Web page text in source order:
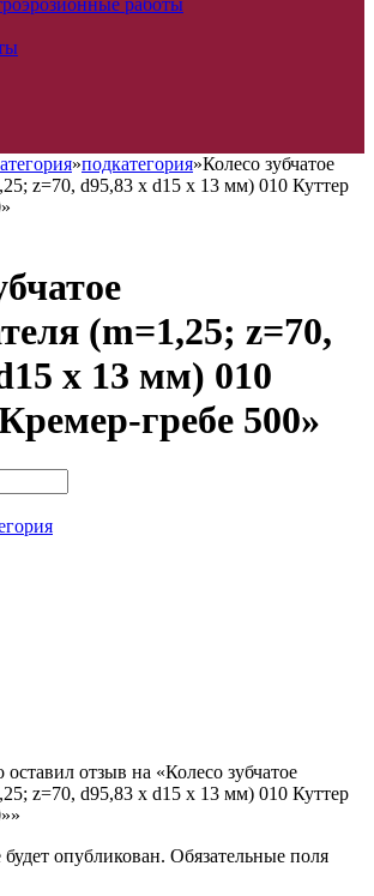
работы
»подкатегория»Колесо зубчатое
z=70, d95,83 x d15 x 13 мм) 010 Куттер
(m=1,25; z=70,
x 13 мм) 010
гребе 500»
отзыв на «Колесо зубчатое
z=70, d95,83 x d15 x 13 мм) 010 Куттер
опубликован. Обязательные поля